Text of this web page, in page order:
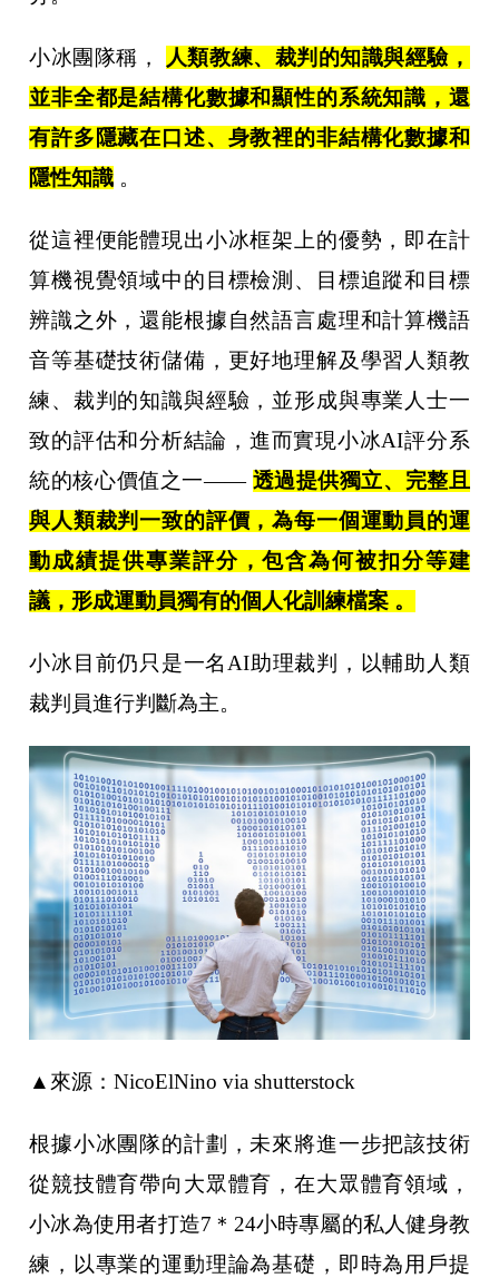
小冰團隊稱， 人類教練、裁判的知識與經驗，
並非全都是結構化數據和顯性的系統知識，還
有許多隱藏在口述、身教裡的非結構化數據和
隱性知識 。
從這裡便能體現出小冰框架上的優勢，即在計
算機視覺領域中的目標檢測、目標追蹤和目標
辨識之外，還能根據自然語言處理和計算機語
音等基礎技術儲備，更好地理解及學習人類教
練、裁判的知識與經驗，並形成與專業人士一
致的評估和分析結論，進而實現小冰AI評分系
統的核心價值之一—— 透過提供獨立、完整且
與人類裁判一致的評價，為每一個運動員的運
動成績提供專業評分，包含為何被扣分等建
議，形成運動員獨有的個人化訓練檔案 。
小冰目前仍只是一名AI助理裁判，以輔助人類
裁判員進行判斷為主。
▲來源：NicoElNino via shutterstock
根據小冰團隊的計劃，未來將進一步把該技術
從競技體育帶向大眾體育，在大眾體育領域，
小冰為使用者打造7＊24小時專屬的私人健身教
練，以專業的運動理論為基礎，即時為用戶提